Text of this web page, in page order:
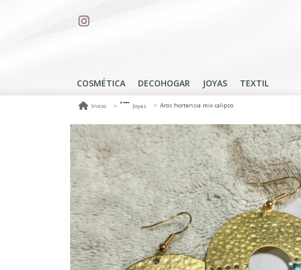
COSMÉTICA DECOHOGAR JOYAS TEXTIL
Inicio Joyas Aros hortensia mix calipso